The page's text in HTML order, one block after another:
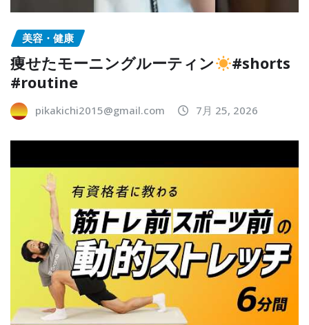
美容・健康
痩せたモーニングルーティン
#shorts
#routine
pikakichi2015@gmail.com 7月 25, 2026